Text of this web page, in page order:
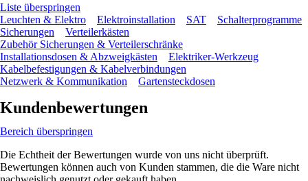
Liste überspringen
Leuchten & Elektro
Elektroinstallation SAT
Schalterprogramme
Sicherungen
Verteilerkästen
Zubehör Sicherungen & Verteilerschränke
Installationsdosen & Abzweigkästen
Elektriker-Werkzeug
Kabelbefestigungen & Kabelverbindungen
Netzwerk & Kommunikation
Gartensteckdosen
Kundenbewertungen
Bereich überspringen
Die Echtheit der Bewertungen wurde von uns nicht überprüft.
Bewertungen können auch von Kunden stammen, die die Ware nicht